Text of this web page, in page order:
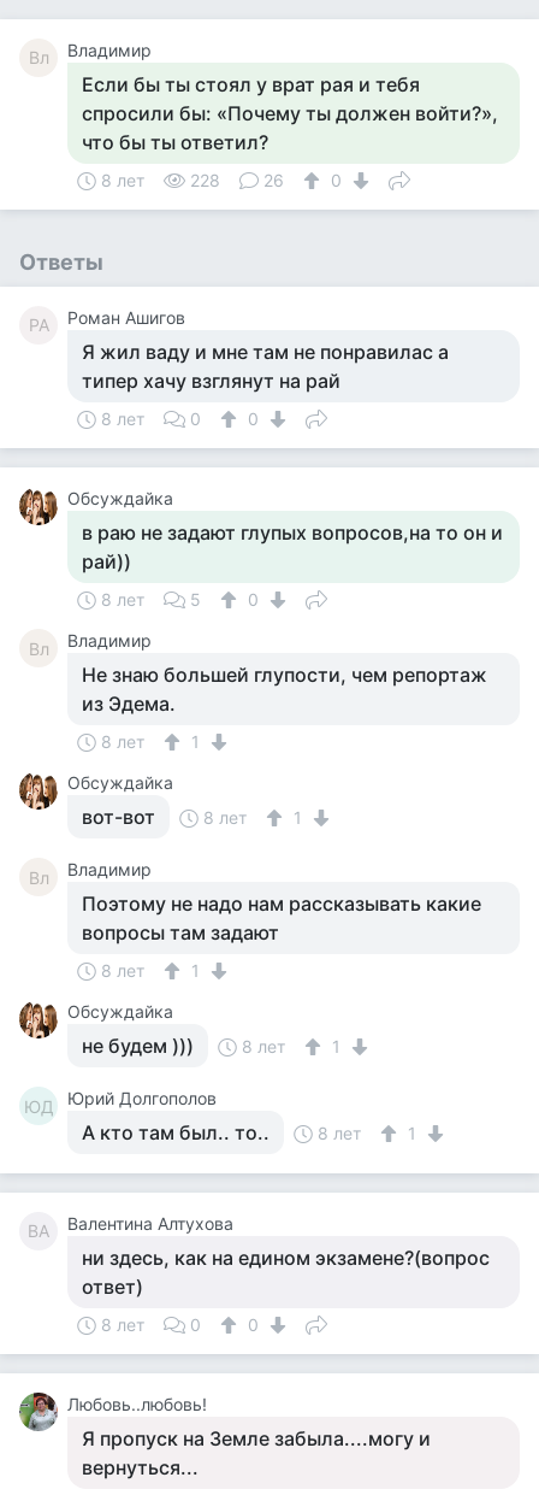
Вл Владимир
Если бы ты стоял у врат рая и тебя
спросили бы: «Почему ты должен войти?»,
что бы ты ответил?
8 лет 228 26 0
Ответы
РА Роман Ашигов
Я жил ваду и мне там не понравилас а
типер хачу взглянут на рай
8 лет 0 0
Обсуждайка
в раю не задают глупых вопросов,на то он и
рай))
8 лет 5 0
Вл Владимир
Не знаю большей глупости, чем репортаж
из Эдема.
8 лет
1
Обсуждайка
вот-вот 8 лет 1
Вл Владимир
Поэтому не надо нам рассказывать какие
вопросы там задают
8 лет
1
Обсуждайка
не будем ))) 8 лет 1
ЮД Юрий Долгополов
А кто там был.. то.. 8 лет 1
ВА Валентина Алтухова
ни здесь, как на едином экзамене?(вопрос
ответ)
8 лет 0 0
Любовь..любовь!
Я пропуск на Земле забыла....могу и
вернуться...